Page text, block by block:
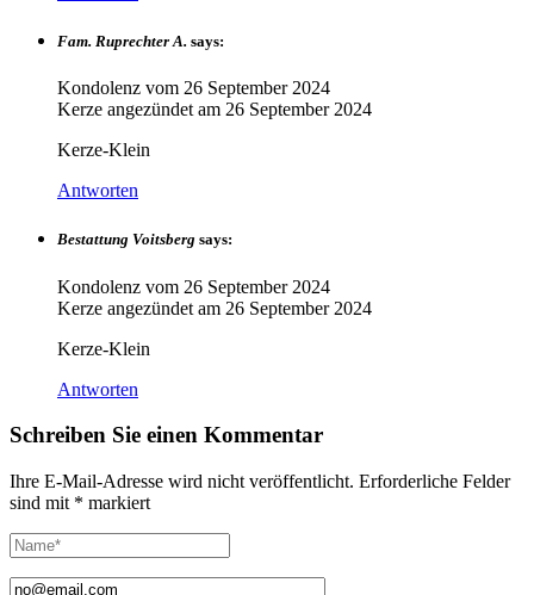
Fam. Ruprechter A. says:
Kondolenz vom 26 September 2024
Kerze angezündet am 26 September 2024
Kerze-Klein
Antworten
Bestattung Voitsberg says:
Kondolenz vom 26 September 2024
Kerze angezündet am 26 September 2024
Kerze-Klein
Antworten
Schreiben Sie einen Kommentar
Ihre E-Mail-Adresse wird nicht veröffentlicht. Erforderliche Felder
sind mit * markiert